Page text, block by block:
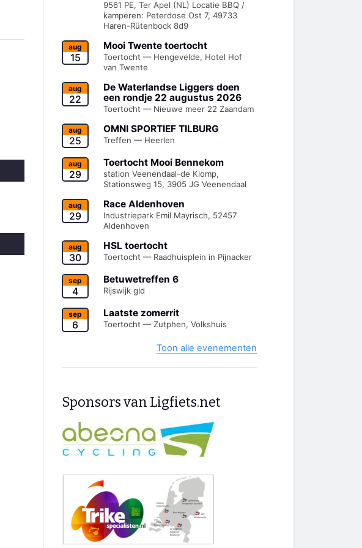
9561 PE, Ter Apel (NL) Locatie BBQ /
kamperen: Peterdose Ost 7, 49733
Haren-Rütenbock 8d9
aug
15
Mooi Twente toertocht
Toertocht — Hengevelde, Hotel Hof
van Twente
aug
22
De Waterlandse Liggers doen
een rondje 22 augustus 2026
Toertocht — Nieuwe meer 22 Zaandam
aug
25
OMNI SPORTIEF TILBURG
Treffen — Heerlen
aug
29
Toertocht Mooi Bennekom
station Veenendaal-de Klomp,
Stationsweg 15, 3905 JG Veenendaal
aug
29
Race Aldenhoven
Industriepark Emil Mayrisch, 52457
Aldenhoven
aug
30
HSL toertocht
Toertocht — Raadhuisplein in Pijnacker
sep
4
Betuwetreffen 6
Rijswijk gld
sep
6
Laatste zomerrit
Toertocht — Zutphen, Volkshuis
Toon alle evenementen
Sponsors van Ligfiets.net